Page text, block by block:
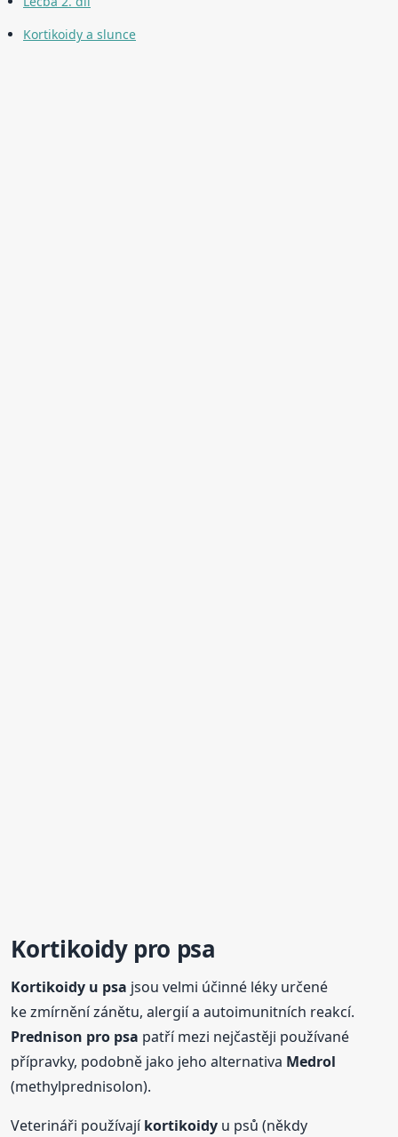
Kortikoidy a slunce
Kortikoidypro psa
Kortikoidy u psa jsou velmi účinné léky určené
ke zmírnění zánětu, alergií a autoimunitních reakcí.
Prednison pro psa patří mezi nejčastěji používané
přípravky, podobně jako jeho alternativa Medrol
(methylprednisolon).
Veterináři používajíkortikoidy u psů (někdy